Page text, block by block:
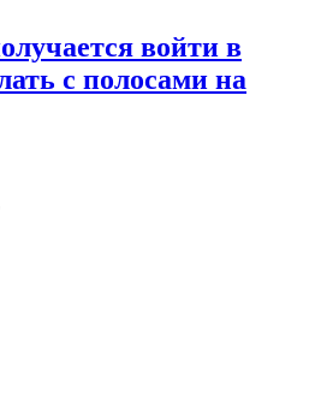
войти в
с полосами на